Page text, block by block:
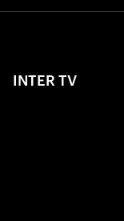
INTER TV